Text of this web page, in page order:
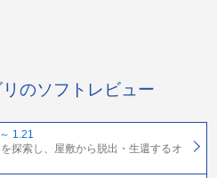
リのソフトレビュー
1.21
探索し、屋敷から脱出・生還するオ